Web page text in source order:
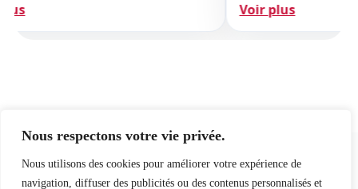
Nous respectons votre vie privée.
Nous utilisons des cookies pour améliorer votre expérience de
navigation, diffuser des publicités ou des contenus personnalisés et
avec un grand sérieux et
briefs pour
Voir plus